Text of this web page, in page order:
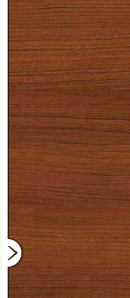
Mandulás kifli
narancs